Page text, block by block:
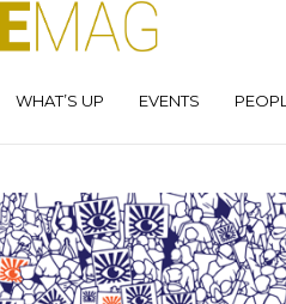
WHAT’S UP EVENTS